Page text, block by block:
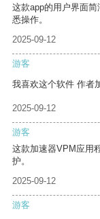
这款app的用户界面
悉操作。
2025-09-12
游客
我喜欢这个软件 作者
2025-09-12
游客
这款加速器VPM应用
护。
2025-09-12
游客